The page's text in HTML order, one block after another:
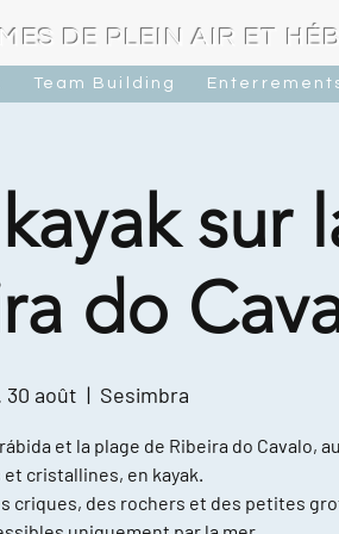
DE PLEIN AIR ET
Team Building
sur
do
30 août
  |
Sesimbra
et la plage de Ribeira do Cavalo,
et cristallines, en kayak.
criques, des rochers et des petites